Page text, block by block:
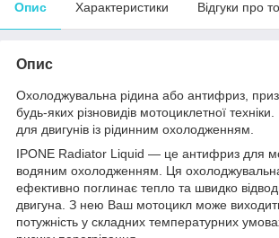
Опис Характеристики Відгуки про
Опис
Охолоджувальна рідина або антифриз,
будь-яких різновидів мотоциклетної
для двигунів із рідинним охолодженням.
IPONE Radiator Liquid — це антифриз для
водяним охолодженням. Ця
ефективно поглинає тепло та швидко
двигуна. З нею Ваш мотоцикл може
потужність у складних температурних